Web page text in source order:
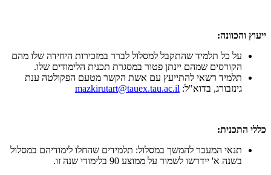
ייעוץ והכוונה:
על כל תלמיד שהתקבל למסלול לברר במזכירות היחידה שלו מהם
הקורסים שמהם יינתן פטור במסגרת תכנית הלימודים שלו.
תלמיד רשאי להתייעץ עם אשת הקשר מטעם הפקולטה ענת
גינזבורג, בדוא"ל: mazkirutart@tauex.tau.ac.il
כללי התכנית:
תנאי המעבר להמשך במסלול: תלמידים שהחלו לימודיהם במסלול
בשנה א' יידרשו לשמור על ממוצע 90 בלימודי שנה זו.